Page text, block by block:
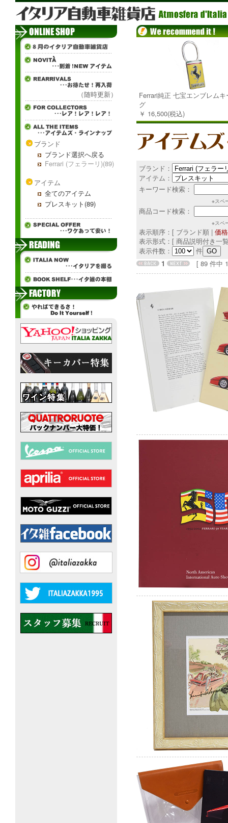
（随時更新）
ブランド
ブランド選択へ戻る
Ferrari (フェラーリ)(89)
アイテム
全てのアイテム
プレスキット(89)
Ferrari純正 七宝エンブレムキ
グ
￥ 16,500(税込)
ブランド：
アイテム：
キーワード検索：
※スペ
商品コード検索：
※スペ
表示順序：[ ブランド順 | 価
表示形式：[ 商品説明付き一
表示件数：
件
1
[ 89 件中 1